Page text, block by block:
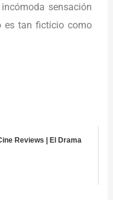
sensación
es tan ficticio como
Reviews | El Drama